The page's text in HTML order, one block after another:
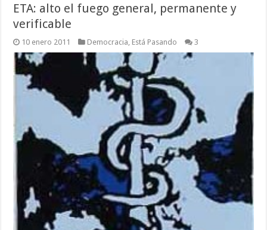
ETA: alto el fuego general, permanente y
verificable
10 enero 2011 Democracia Está Pasando 3